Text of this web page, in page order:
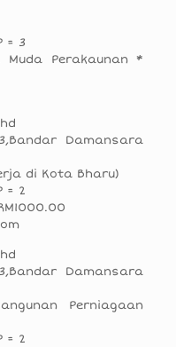
= 3
Perakaunan *
Damansara
di Kota Bharu)
= 2
Damansara
Perniagaan
= 2